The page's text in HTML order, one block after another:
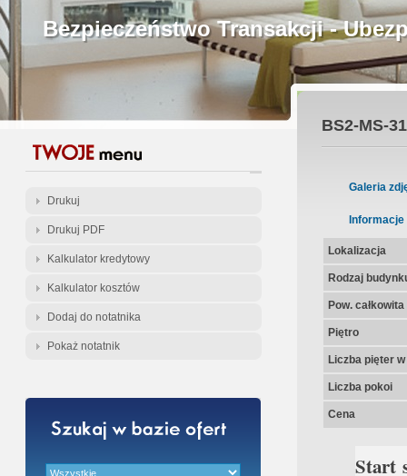
Bezpieczeństwo Transakcji -
Licencjonowani Pośrednicy
Gwarancja Zwrotu Zadatku
Gratis - Przedwstępna Umowa
Drukuj
Drukuj PDF
Kalkulator kredytowy
Kalkulator kosztów
Dodaj do notatnika
Pokaż notatnik
BS2-MS-
Galeria
Informacje
Lokalizacja
Rodzaj
Pow.
Piętro
Liczba pięter
Liczba pokoi
Cena
Start